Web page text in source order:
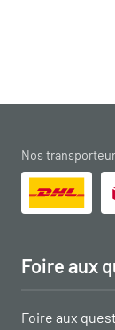
Nos
Foire aux
Foire aux